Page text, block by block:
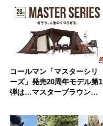
コールマン「マスターシリ
ーズ」発売20周年モデル第1
弾は…マスターブラウン一